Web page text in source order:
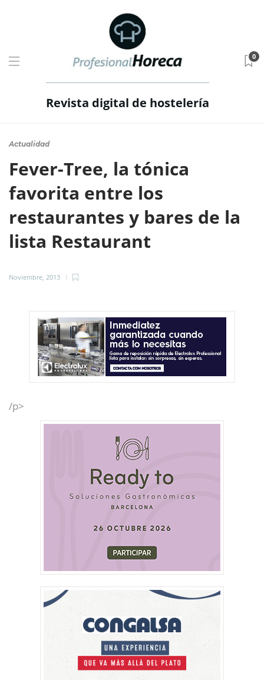
Revista digital de hostelería
0
Actualidad
Fever-Tree, la tónica
favorita entre los
restaurantes y bares de la
lista Restaurant
Noviembre, 2013
/p>